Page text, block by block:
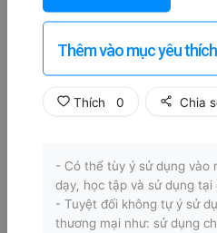
Thêm vào mục yêu thích
Thích 0 Chia
- Có thể tùy ý sử dụng vào
dạy, học tập và sử dụng tại
- Tuyệt đối không tự ý sử
thương mại như: sử dụng